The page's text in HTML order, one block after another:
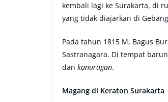
kembali lagi ke Surakarta, di
yang tidak diajarkan di
Pada tahun 1815 M, Bagus
Sastranagara. Di tempat
dan kanuragan.
Magang di Keraton Surakarta